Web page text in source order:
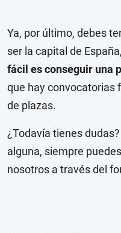
Ya, por último, debes
ser la capital de
fácil es conseguir una
que hay convocatorias
de plazas.
¿Todavía tienes
alguna, siempre
nosotros a través del